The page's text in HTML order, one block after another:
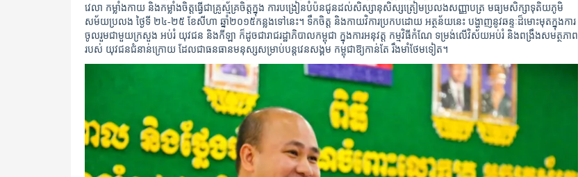
វេលា កម្លាំងកាយ និងកម្លាំងចិត្តធ្វើជាគ្រូស្ម័គ្រចិត្តក្នុង ការបង្រៀនបំប៉នជូនដល់សិស្សានុសិស្សត្រៀមប្រលងសញ្ញាបត្រ មធ្យមសិក្សាទុតិយភូមិ
សម័យប្រលង ថ្ងៃទី ២៤-២៥ ខែសីហា ឆ្នាំ២០១៥កន្លងទៅនេះ។ ទឹកចិត្ត និងកាយវិការប្រកបដោយ អត្ថន័យនេះ បង្ហាញនូវឆន្ទៈដ៏មោះមុតក្នុងការ
ចូលរួមជាមួយក្រសួង អប់រំ យុវជន និងកីឡា ក៏ដូចជារាជរដ្ឋាភិបាលកម្ពុជា ក្នុងការអនុវត្ត កម្មវិធីកំណែ ទម្រង់លើវិស័យអប់រំ និងពង្រឹងសមត្ថភាព
របស់ យុវជនជំនាន់ក្រោយ ដែលជាធនធានមនុស្សសម្រាប់បន្តវេនសង្គម កម្ពុជាឱ្យកាន់តែ រឹងមាំថែមទៀត។